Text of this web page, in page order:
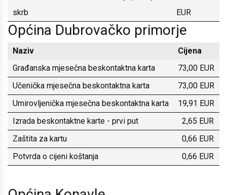
skrb
EUR
Općina Dubrovačko primorje
Naziv
Cijena
Građanska mjesečna beskontaktna karta
73,00 EUR
Učenička mjesečna beskontaktna karta
73,00 EUR
Umirovljenička mjesečna beskontaktna karta
19,91 EUR
Izrada beskontaktne karte - prvi put
2,65 EUR
Zaštita za kartu
0,66 EUR
Potvrda o cijeni koštanja
0,66 EUR